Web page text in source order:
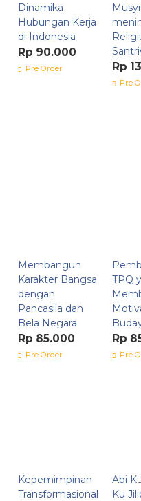
Dinamika
Hubungan Kerja
di Indonesia
Rp 90.000
Pre Order Rp
Pre
Membangun
Karakter Bangsa
dengan
Pancasila dan
Bela Negara
Rp 85.000
Pre Order
TPQ
Rp
Pre
Kepemimpinan
Transformasional
Abi
Ku